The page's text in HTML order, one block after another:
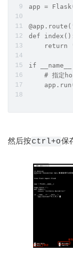
app =
def
return
if
# 指定
然后按ctrl+o保